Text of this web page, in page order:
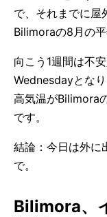
で、それまでに屋
Bilimoraの8月の平
向こう1週間は不
Wednesdayとな
高気温がBilimora
です。
結論：今日は外
で。
Bilimora、